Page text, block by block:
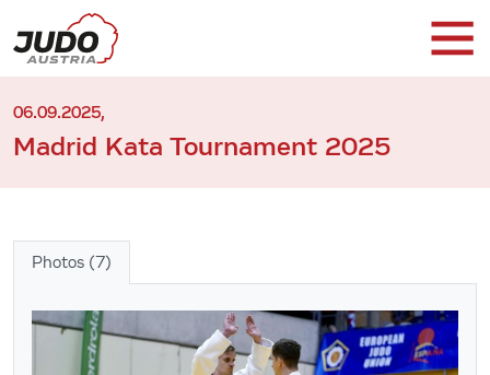
06.09.2025,
Madrid Kata Tournament 2025
Photos (7)